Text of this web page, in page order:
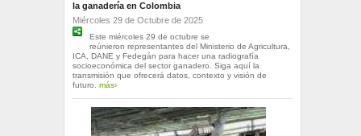
la ganadería en Colombia
Miércoles 29 de Octubre de 2025
Este miércoles 29 de octubre se
reúnieron representantes del Ministerio de Agricultura,
ICA, DANE y Fedegán para hacer una radiografía
socioeconómica del sector ganadero. Siga aquí la
transmisión que ofrecerá datos, contexto y visión de
futuro. más›